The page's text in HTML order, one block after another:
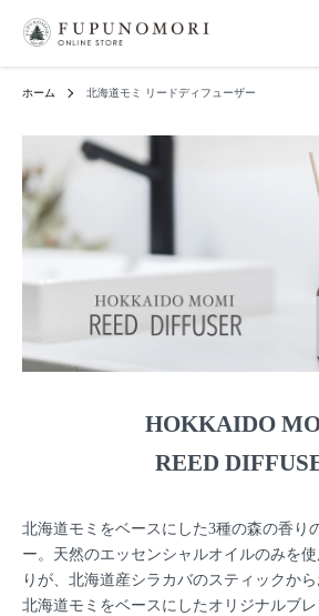
ホーム 北海道モミ リードディフューザー
HOKKAIDO
REED
北海道モミをベースにした3種の森の香り
ー。天然のエッセンシャルオイルのみを
りが、北海道産シラカバのスティックから
北海道モミをベースにしたオリジナルブ